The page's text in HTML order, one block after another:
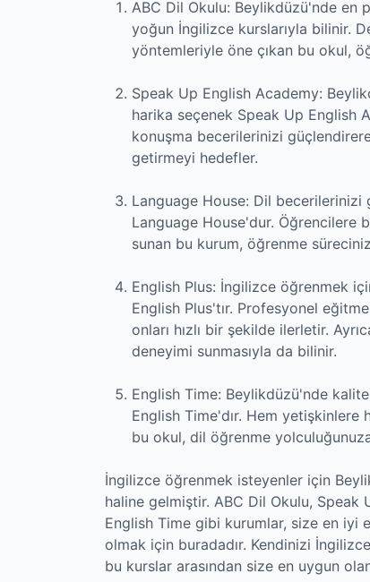
ABC Dil Okulu: Beylikdüzü'nde en
yoğun İngilizce kurslarıyla bilinir.
yöntemleriyle öne çıkan bu okul,
Speak Up English Academy:
harika seçenek Speak Up English
konuşma becerilerinizi
getirmeyi hedefler.
Language House: Dil
Language House'dur. Öğrencilere
sunan bu kurum, öğrenme
English Plus: İngilizce öğrenmek
English Plus'tır. Profesyonel
onları hızlı bir şekilde ilerletir.
deneyimi sunmasıyla da bilinir.
English Time: Beylikdüzü'nde
English Time'dır. Hem
bu okul, dil öğrenme
İngilizce öğrenmek isteyenler için
haline gelmiştir. ABC Dil Okulu, Speak
English Time gibi kurumlar, size en iyi
olmak için buradadır. Kendinizi
bu kurslar arasından size en uygun